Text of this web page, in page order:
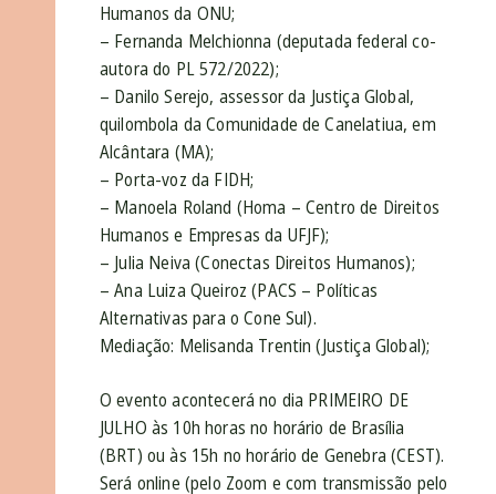
Humanos da ONU;
– Fernanda Melchionna (deputada federal co-
autora do PL 572/2022);
– Danilo Serejo, assessor da Justiça Global,
quilombola da Comunidade de Canelatiua, em
Alcântara (MA);
– Porta-voz da FIDH;
– Manoela Roland (Homa – Centro de Direitos
Humanos e Empresas da UFJF);
– Julia Neiva (Conectas Direitos Humanos);
– Ana Luiza Queiroz (PACS – Políticas
Alternativas para o Cone Sul).
Mediação: Melisanda Trentin (Justiça Global);
O evento acontecerá no dia PRIMEIRO DE
JULHO às 10h horas no horário de Brasília
(BRT) ou às 15h no horário de Genebra (CEST).
Será online (pelo Zoom e com transmissão pelo